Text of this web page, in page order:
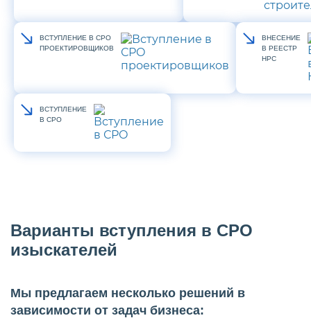
ВСТУПЛЕНИЕ В СРО
ПРОЕКТИРОВЩИКОВ
ВНЕСЕНИЕ
В РЕЕСТР
НРС
ВСТУПЛЕНИЕ
В СРО
Варианты вступления в СРО
изыскателей
Мы предлагаем несколько решений в
зависимости от задач бизнеса: